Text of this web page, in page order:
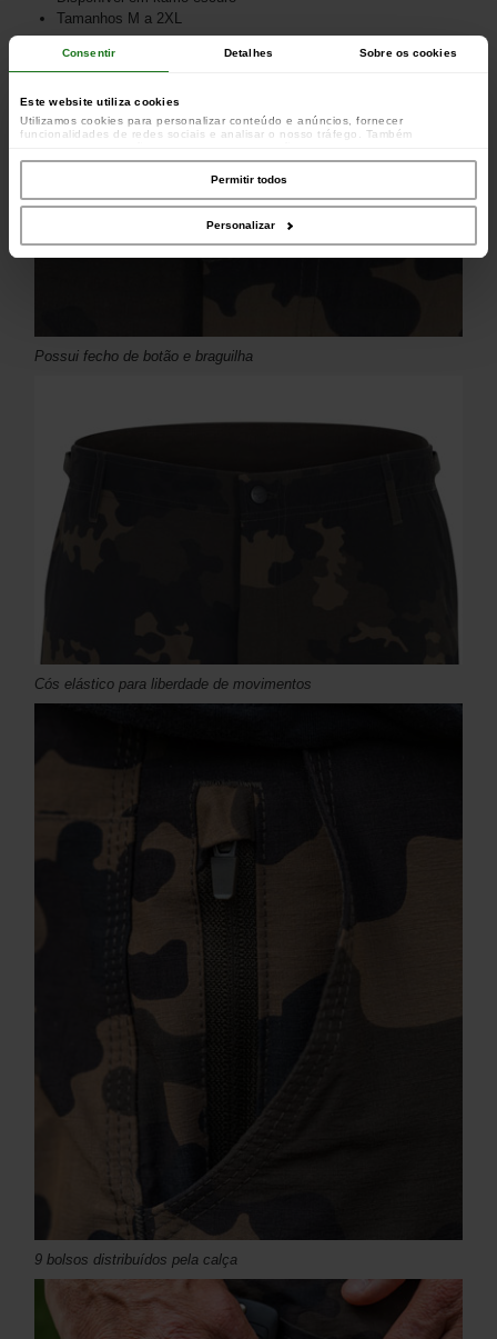
Consentir Detalhes Sobre os cookies
Este website utiliza cookies
Utilizamos cookies para personalizar conteúdo e anúncios, fornecer
funcionalidades de redes sociais e analisar o nosso tráfego. Também
parceiros de redes sociais, de publicidade e de análise, que as podem combinar
com outras informações que lhes forneceu ou recolhidas por estes a partir da
sua utilização dos respetivos serviços.
Permitir todos
Personalizar
Tamanhos M a 2XL
Possui fecho de botão e braguilha
Cós elástico para liberdade de movimentos
9 bolsos distribuídos pela calça